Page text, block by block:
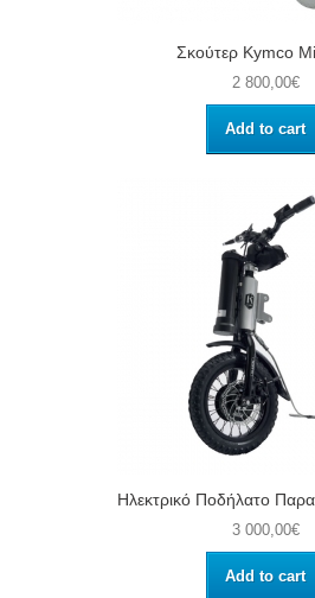
Σκούτερ Kymco
2 800,00€
Add to cart
Ηλεκτρικό Ποδήλατο
3 000,00€
Add to cart